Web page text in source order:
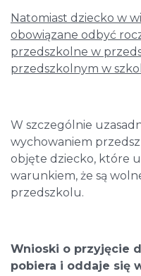
Natomiast dziecko w
obowiązane odbyć
przedszkolne w
przedszkolnym w
W szczególnie
wychowaniem
objęte dziecko, które
warunkiem, że są
przedszkolu.
Wnioski o przyjęcie
pobiera i oddaje się